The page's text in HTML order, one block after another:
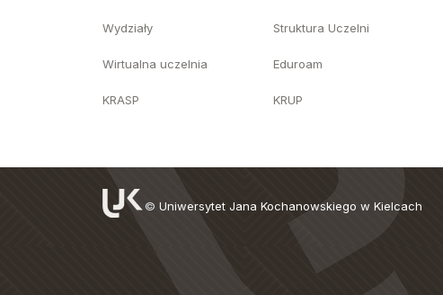
Wydziały
Wirtualna uczelnia
KRASP
Struktura Uczelni
Eduroam
KRUP
© Uniwersytet Jana Kochanowskiego w Kielcach